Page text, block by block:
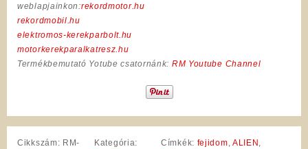
weblapjainkon:rekordmotor.hu
rekordmobil.hu
elektromos-kerekparbolt.hu
motorkerekparalkatresz.hu
Termékbemutató Yotube csatornánk: RM Youtube Channel
Cikkszám: RM-
Kategória:
Címkék: fejidom, ALIEN ,